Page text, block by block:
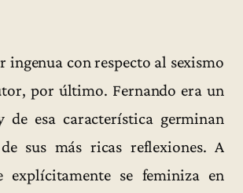
ingenua con respecto al sexismo
por último. Fernando era un
de esa característica germinan
sus más ricas reflexiones. A
explícitamente se feminiza en